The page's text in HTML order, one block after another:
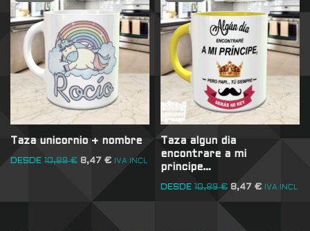
Taza unicornio + nombre
DESDE 10,89€ 8,47 € IVA INCL
Taza algun dia
encontrare a mi
principe…
DESDE 10,89€ 8,47€ IVA INCL